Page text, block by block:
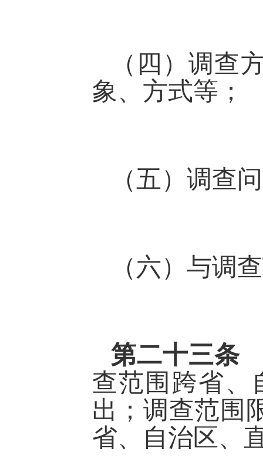
（四）调查
象、方式等；
（五）调查
（六）与调
第二十三
查范围跨省、
出；调查范围
省、自治区、